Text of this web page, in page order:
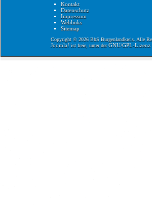
Kontakt
Datenschutz
Impressum
Weblinks
Sitemap
Copyright © 2026 BbS Burgenlandkreis. Alle
Joomla! ist freie, unter derGNU/GPL-Lizenz